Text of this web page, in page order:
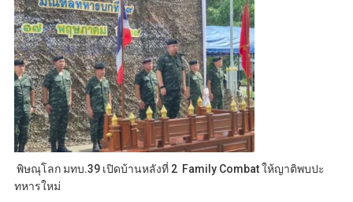
พิษณุโลก มทบ.39 เปิดบ้านหลังที่ 2 Family Combat ให้ญาติพบปะ
ทหารใหม่